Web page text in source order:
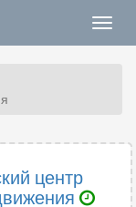
центр